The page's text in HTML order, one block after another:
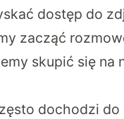
dostęp do
zacząć
skupić się na
dochodzi do